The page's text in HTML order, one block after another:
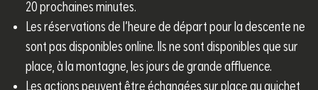
20 prochaines minutes.
Les réservations de l’heure de départ pour la descente ne
sont pas disponibles online. Ils ne sont disponibles que sur
place, à la montagne, les jours de grande affluence.
Les actions peuvent être échangées sur place au guichet